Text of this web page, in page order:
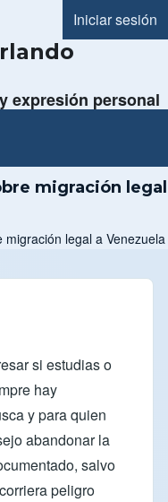
Menú de
Iniciar sesión
expresión personal
migración legal
legal a Venezuela
si estudias o
hay
y para quien
abandonar la
salvo
peligro